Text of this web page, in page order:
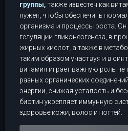
группы, также известен как
нужен, чтобы обеспечить
организма и процессы роста. Он
гелуляции гликонеогенеза, в
жирных кислот, а также в
таким образом участвуя и в
витамин играет важную роль не
разных органических
энергии, снижая усталость и
биотин укрепляет иммунную
здоровье кожи, волос и ногтей.